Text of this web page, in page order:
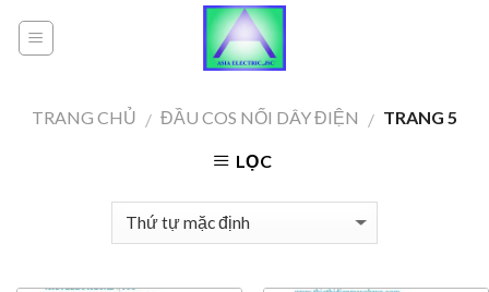
TRANG CHỦ / ĐẦU COS NỐI DÂY ĐIỆN / TRANG 5
LỌC